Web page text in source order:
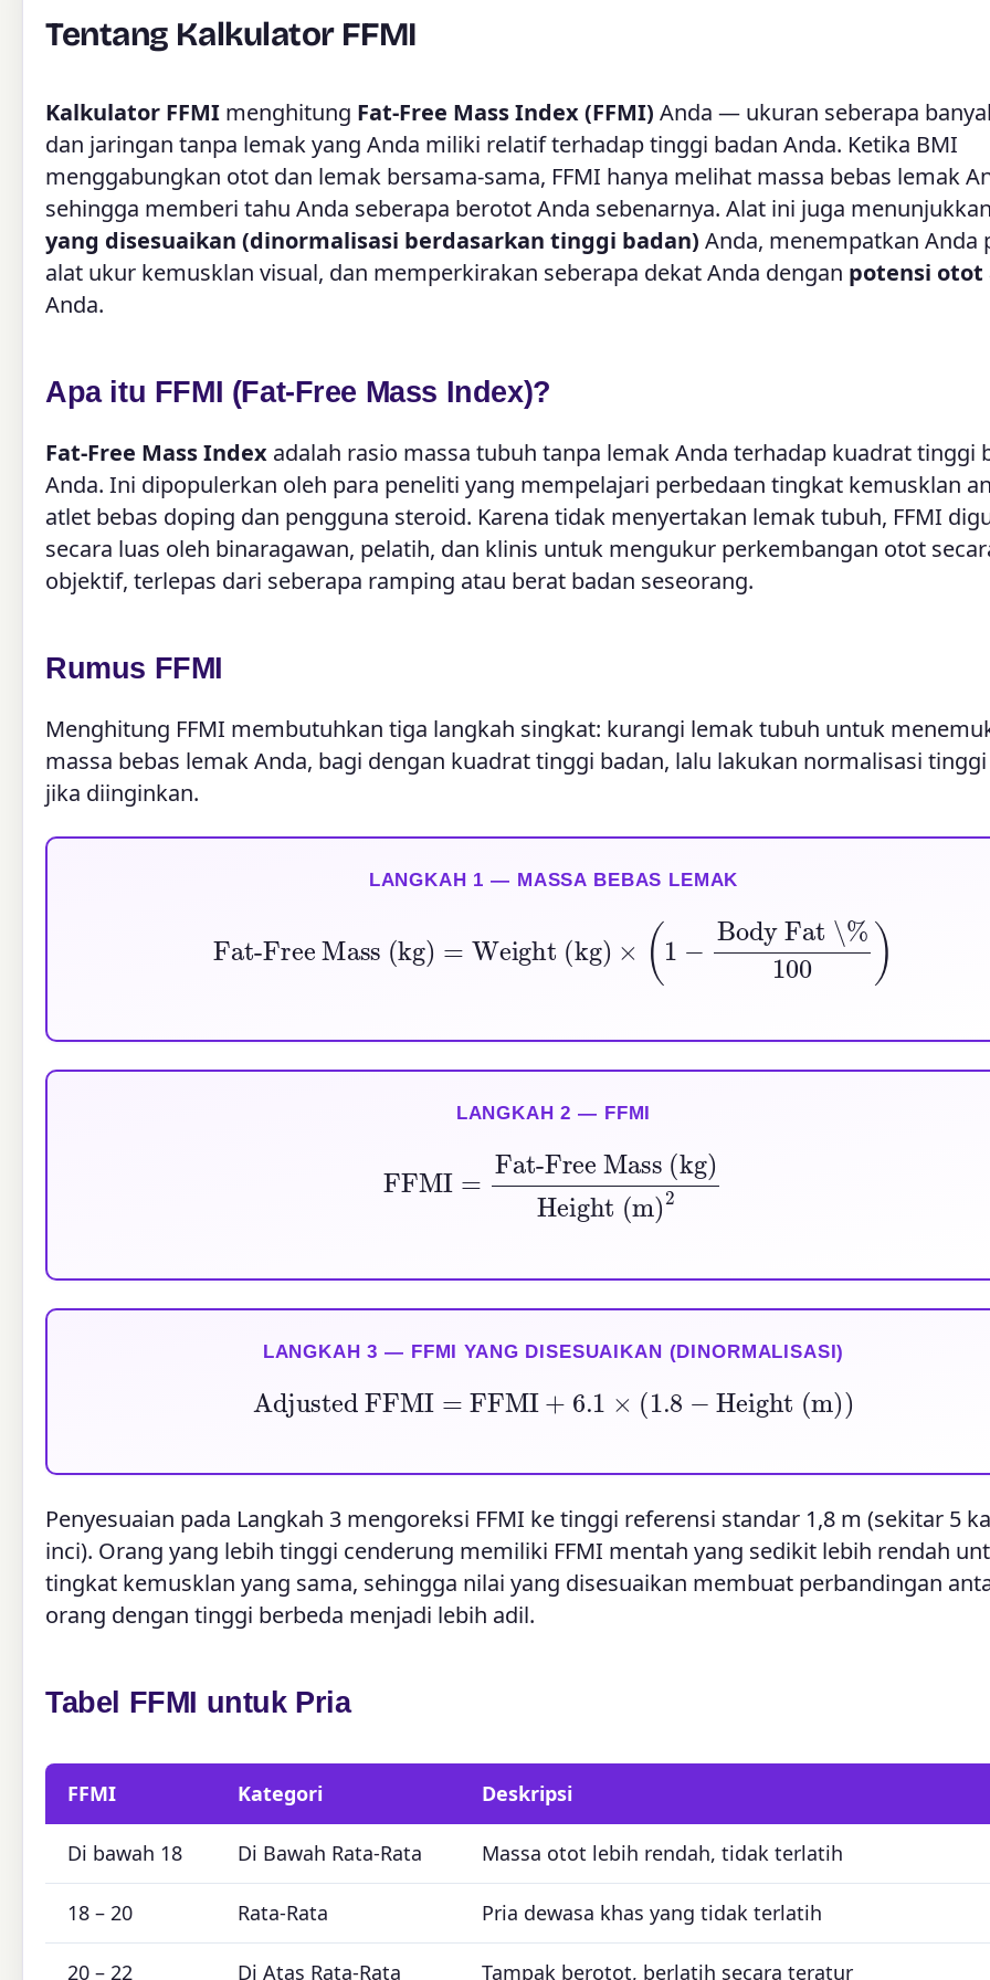
Tentang Kalkulator FFMI
Kalkulator FFMI menghitung Fat-Free Mass Index (FFMI) Anda — ukuran seberapa
dan jaringan tanpa lemak yang Anda miliki relatif terhadap tinggi badan Anda. Ketika BMI
menggabungkan otot dan lemak bersama-sama, FFMI hanya melihat massa bebas lemak
sehingga memberi tahu Anda seberapa berotot Anda sebenarnya. Alat ini juga
yang disesuaikan (dinormalisasi berdasarkan tinggi badan) Anda, menempatkan Anda
alat ukur kemusklan visual, dan memperkirakan seberapa dekat Anda dengan potensi otot
Anda.
Apa itu FFMI (Fat-Free Mass Index)?
Fat-Free Mass Index adalah rasio massa tubuh tanpa lemak Anda terhadap kuadrat tinggi
Anda. Ini dipopulerkan oleh para peneliti yang mempelajari perbedaan tingkat kemusklan
atlet bebas doping dan pengguna steroid. Karena tidak menyertakan lemak tubuh, FFMI
secara luas oleh binaragawan, pelatih, dan klinis untuk mengukur perkembangan otot
objektif, terlepas dari seberapa ramping atau berat badan seseorang.
Rumus FFMI
Menghitung FFMI membutuhkan tiga langkah singkat: kurangi lemak tubuh untuk
massa bebas lemak Anda, bagi dengan kuadrat tinggi badan, lalu lakukan normalisasi
jika diinginkan.
LANGKAH 1 — MASSA BEBAS LEMAK
1− Body Fat \%100 )
LANGKAH 2 — FFMI
Fat-Free Mass (kg)Height (m)
LANGKAH 3 — FFMI YANG DISESUAIKAN (DINORMALISASI)
Adjusted FFMI =FFMI + 6.1×(1.8 −Height (m))
Penyesuaian pada Langkah 3 mengoreksi FFMI ke tinggi referensi standar 1,8 m (sekitar 5
inci). Orang yang lebih tinggi cenderung memiliki FFMI mentah yang sedikit lebih rendah
tingkat kemusklan yang sama, sehingga nilai yang disesuaikan membuat perbandingan
orang dengan tinggi berbeda menjadi lebih adil.
Tabel FFMI untuk Pria
FFMI Kategori Deskripsi
Di bawah 18 Di Bawah Rata-Rata Massa otot lebih rendah, tidak terlatih
18 – 20 Rata-Rata Pria dewasa khas yang tidak terlatih
20 – 22 Di Atas Rata-Rata Tampak berotot, berlatih secara teratur